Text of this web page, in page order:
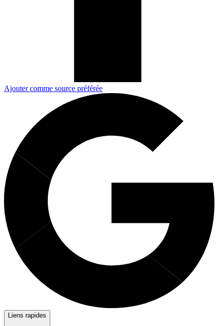
Ajouter comme source préférée
Liens rapides